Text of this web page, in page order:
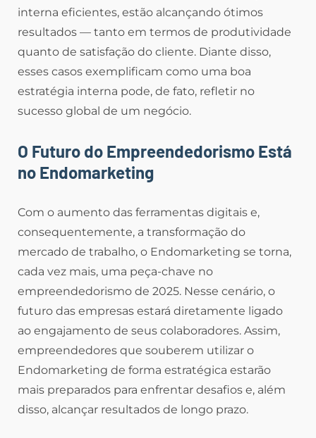
interna eficientes, estão alcançando ótimos
resultados — tanto em termos de produtividade
quanto de satisfação do cliente. Diante disso,
esses casos exemplificam como uma boa
estratégia interna pode, de fato, refletir no
sucesso global de um negócio.
O Futuro do Empreendedorismo Está
no Endomarketing
Com o aumento das ferramentas digitais e,
consequentemente, a transformação do
mercado de trabalho, o Endomarketing se torna,
cada vez mais, uma peça-chave no
empreendedorismo de 2025. Nesse cenário, o
futuro das empresas estará diretamente ligado
ao engajamento de seus colaboradores. Assim,
empreendedores que souberem utilizar o
Endomarketing de forma estratégica estarão
mais preparados para enfrentar desafios e, além
disso, alcançar resultados de longo prazo.